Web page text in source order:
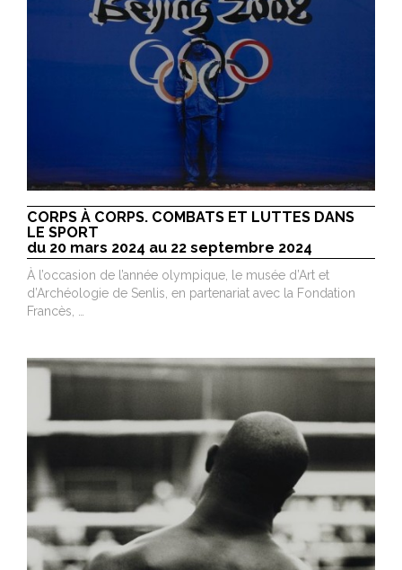
CORPS À CORPS. COMBATS ET LUTTES DANS
LE SPORT
du 20 mars 2024 au 22 septembre 2024
À l’occasion de l’année olympique, le musée d’Art et
d’Archéologie de Senlis, en partenariat avec la Fondation
Francès, …